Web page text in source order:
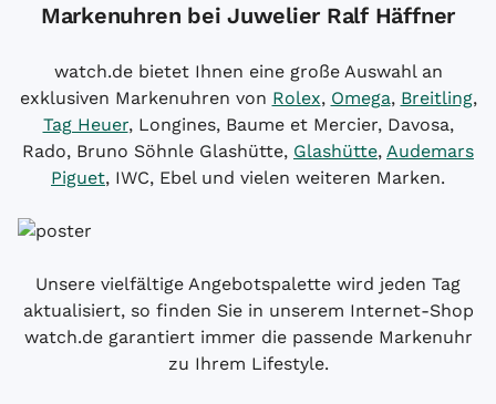
Markenuhren bei Juwelier Ralf Häffner
watch.de bietet Ihnen eine große Auswahl an
exklusiven Markenuhren von Rolex, Omega, Breitling,
Tag Heuer, Longines, Baume et Mercier, Davosa,
Rado, Bruno Söhnle Glashütte, Glashütte, Audemars
Piguet, IWC, Ebel und vielen weiteren Marken.
Unsere vielfältige Angebotspalette wird jeden Tag
aktualisiert, so finden Sie in unserem Internet-Shop
watch.de garantiert immer die passende Markenuhr
zu Ihrem Lifestyle.